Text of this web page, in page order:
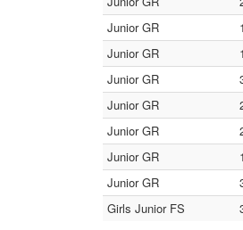
Junior GR
1
Junior GR
1
Junior GR
Junior GR
Junior GR
Junior GR
1
Junior GR
Girls Junior FS